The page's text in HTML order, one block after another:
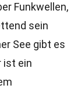
Funkwellen,
sein
See gibt es
ist ein